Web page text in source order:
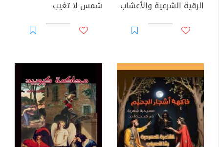
الرقية الشرعية والأعشاب شمس لا تغيب